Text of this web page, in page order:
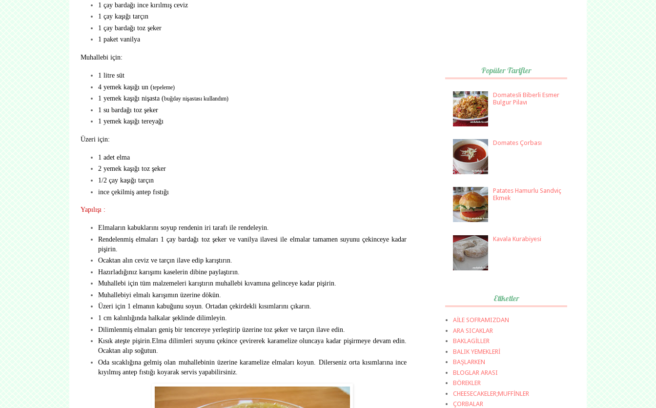
1 çay bardağı ince kırılmış ceviz
1 çay kaşığı tarçın
1 çay bardağı toz şeker
1 paket vanilya
Muhallebi için:
1 litre süt
4 yemek kaşığı un (tepeleme)
1 yemek kaşığı nişasta (buğday nişastası kullandım)
1 su bardağı toz şeker
1 yemek kaşığı tereyağı
Üzeri için:
1 adet elma
2 yemek kaşığı toz şeker
1/2 çay kaşığı tarçın
ince çekilmiş antep fıstığı
Yapılışı :
Elmaların kabuklarını soyup rendenin iri tarafı ile rendeleyin.
Rendelenmiş elmaları 1 çay bardağı toz şeker ve vanilya ilavesi ile elmalar tamamen suyunu çekinceye kadar
pişirin.
Ocaktan alın ceviz ve tarçın ilave edip karıştırın.
Hazırladığınız karışımı kaselerin dibine paylaştırın.
Muhallebi için tüm malzemeleri karıştırın muhallebi kıvamına gelinceye kadar pişirin.
Muhallebiyi elmalı karışımın üzerine dökün.
Üzeri için 1 elmanın kabuğunu soyun. Ortadan çekirdekli kısımlarını çıkarın.
1 cm kalınlığında halkalar şeklinde dilimleyin.
Dilimlenmiş elmaları geniş bir tencereye yerleştirip üzerine toz şeker ve tarçın ilave edin.
Kısık ateşte pişirin.Elma dilimleri suyunu çekince çevirerek karamelize oluncaya kadar pişirmeye devam edin.
Ocaktan alıp soğutun.
Oda sıcaklığına gelmiş olan muhallebinin üzerine karamelize elmaları koyun. Dilerseniz orta kısımlarına ince
kıyılmış antep fıstığı koyarak servis yapabilirsiniz.
Popüler Tarifler
Domatesli Biberli Esmer
Bulgur Pilavı
Domates Çorbası
Patates Hamurlu Sandviç
Ekmek
Kavala Kurabiyesi
Etiketler
AİLE SOFRAMIZDAN
ARA SICAKLAR
BAKLAGİLLER
BALIK YEMEKLERİ
BAŞLARKEN
BLOGLAR ARASI
BÖREKLER
CHEESECAKELER;MUFFİNLER
ÇORBALAR